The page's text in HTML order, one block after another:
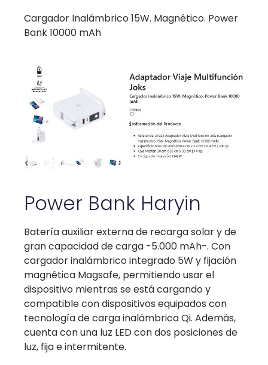
Cargador Inalámbrico 15W. Magnético. Power
Bank 10000 mAh
Power Bank Haryin
Batería auxiliar externa de recarga solar y de
gran capacidad de carga -5.000 mAh-. Con
cargador inalámbrico integrado 5W y fijación
magnética Magsafe, permitiendo usar el
dispositivo mientras se está cargando y
compatible con dispositivos equipados con
tecnología de carga inalámbrica Qi. Además,
cuenta con una luz LED con dos posiciones de
luz, fija e intermitente.